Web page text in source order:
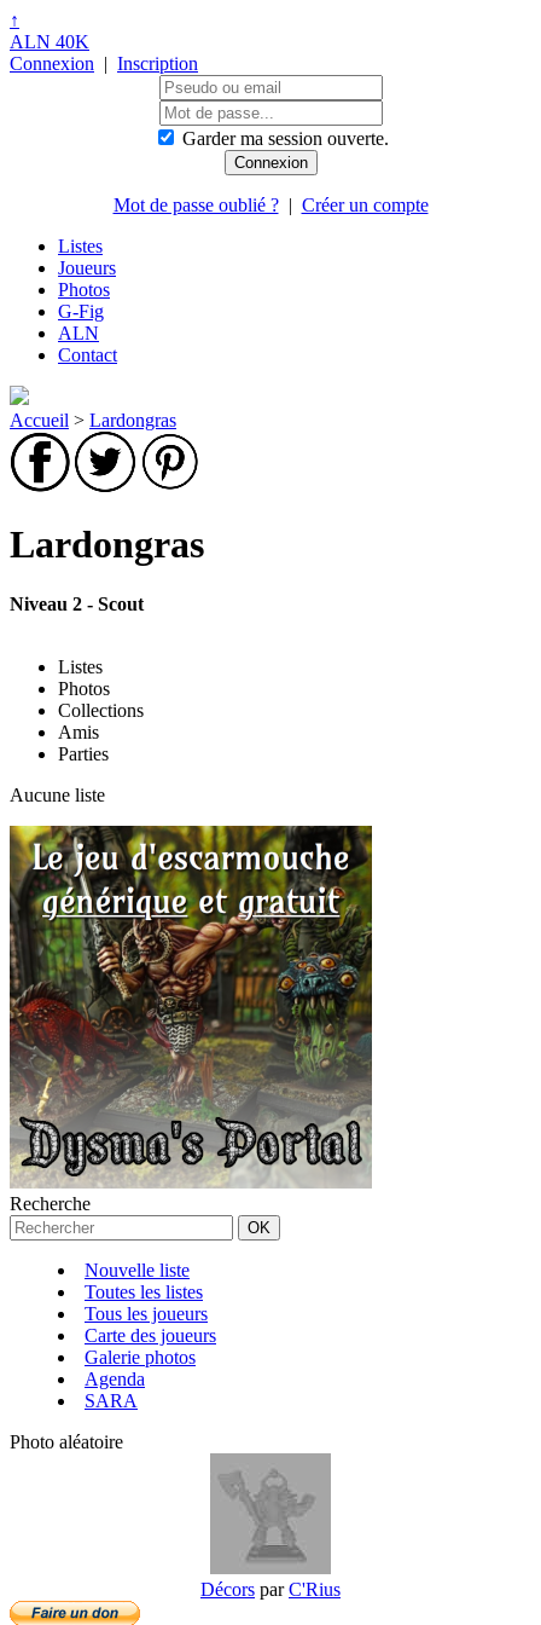
↑
ALN 40K
Connexion | Inscription
Garder ma session ouverte.
Mot de passe oublié ?| Créer un compte
Listes
Joueurs
Photos
G-Fig
ALN
Contact
Accueil > Lardongras
Lardongras
Niveau 2 - Scout
Listes
Photos
Collections
Amis
Parties
Aucune liste
Recherche
Nouvelle liste
Toutes les listes
Tous les joueurs
Carte des joueurs
Galerie photos
Agenda
SARA
Photo aléatoire
Décors parC'Rius